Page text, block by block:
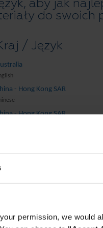
permission, we would
aby jak
do swoich
/ Język
- Hong Kong SAR
- Hong Kong SAR
biologicznych oraz
w badania life
powodzenia
metody
do informacji.
transformacji.
–